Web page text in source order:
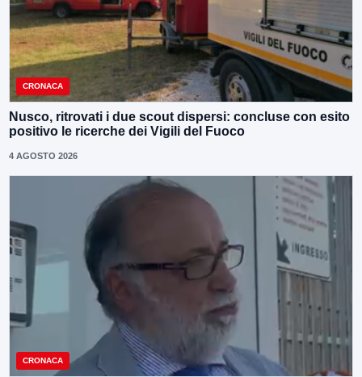
CRONACA
Nusco, ritrovati i due scout dispersi: concluse con esito
positivo le ricerche dei Vigili del Fuoco
4 AGOSTO 2026
CRONACA